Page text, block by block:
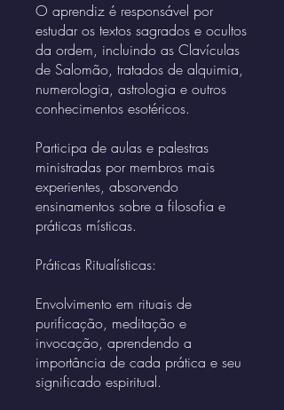
O aprendiz é responsável por
estudar os textos sagrados e ocultos
da ordem, incluindo as Clavículas
de Salomão, tratados de alquimia,
numerologia, astrologia e outros
conhecimentos esotéricos.
Participa de aulas e palestras
ministradas por membros mais
experientes, absorvendo
ensinamentos sobre a filosofia e
práticas místicas.
Práticas Ritualísticas:
Envolvimento em rituais de
purificação, meditação e
invocação, aprendendo a
importância de cada prática e seu
significado espiritual.